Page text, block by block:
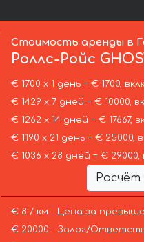
Стоимость аренды в
Роллс-Ройс
€ 1700 х 1 день = € 1700,
€ 1429 х 7 дней = € 10000,
€ 1262 х 14 дней = € 17667,
€ 1190 х 21 день = € 25000,
€ 1036 х 28 дней = €
€ 8 / км – Цена за
€ 20000 – Залог/